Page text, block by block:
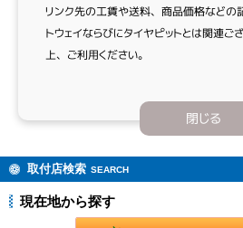
リンク先の工賃や送料、商品価格などの
トウェイならびにタイヤピットとは関連ご
上、ご利用ください。
閉じる
取付店検索 SEARCH
現在地から探す